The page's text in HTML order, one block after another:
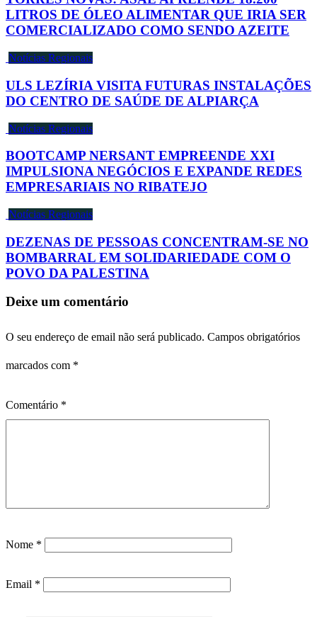
LITROS DE ÓLEO ALIMENTAR QUE IRIA SER
COMERCIALIZADO COMO SENDO AZEITE
Notícias Regionais
ULS LEZÍRIA VISITA FUTURAS INSTALAÇÕES
DO CENTRO DE SAÚDE DE ALPIARÇA
Notícias Regionais
BOOTCAMP NERSANT EMPREENDE XXI
IMPULSIONA NEGÓCIOS E EXPANDE REDES
EMPRESARIAIS NO RIBATEJO
Notícias Regionais
DEZENAS DE PESSOAS CONCENTRAM-SE NO
BOMBARRAL EM SOLIDARIEDADE COM O
POVO DA PALESTINA
Deixe um comentário
O seu endereço de email não será publicado. Campos obrigatórios
marcados com *
Comentário *
Nome *
Email *